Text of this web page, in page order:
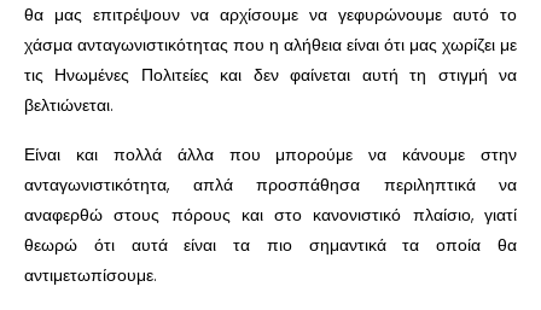
θα μας επιτρέψουν να αρχίσουμε να γεφυρώνουμε αυτό το
χάσμα ανταγωνιστικότητας που η αλήθεια είναι ότι μας χωρίζει με
τις Ηνωμένες Πολιτείες και δεν φαίνεται αυτή τη στιγμή να
βελτιώνεται.
Είναι και πολλά άλλα που μπορούμε να κάνουμε στην
ανταγωνιστικότητα, απλά προσπάθησα περιληπτικά να
αναφερθώ στους πόρους και στο κανονιστικό πλαίσιο, γιατί
θεωρώ ότι αυτά είναι τα πιο σημαντικά τα οποία θα
αντιμετωπίσουμε.